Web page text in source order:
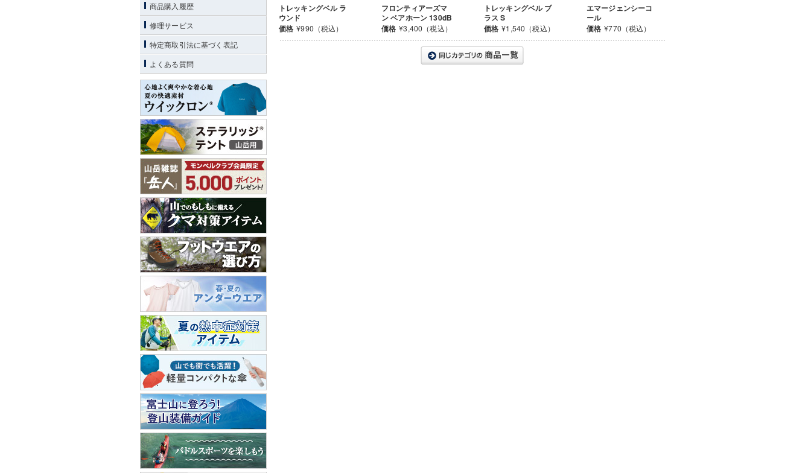
トレッキングベル ラ
ウンド
価格 ¥990（税込）
フロンティアーズマ
ン ベアホーン 130dB
価格 ¥3,400（税込）
トレッキングベル ブ
ラス S
価格 ¥1,540（税込）
エマージェンシーコ
ール
価格 ¥770（税込）
商品購入履歴
修理サービス
特定商取引法に基づく表記
よくある質問